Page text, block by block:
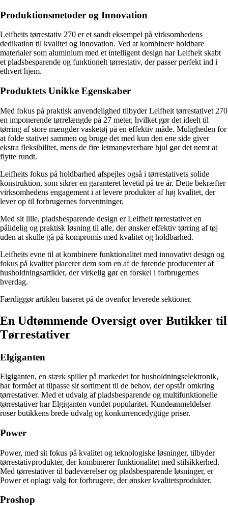
Produktionsmetoder og Innovation
Leifheits tørrestativ 270 er et sandt eksempel på virksomhedens
dedikation til kvalitet og innovation. Ved at kombinere holdbare
materialer som aluminium med et intelligent design har Leifheit skabt
et pladsbesparende og funktionelt tørrestativ, der passer perfekt ind i
ethvert hjem.
Produktets Unikke Egenskaber
Med fokus på praktisk anvendelighed tilbyder Leifheit tørrestativet 270
en imponerende tørrelængde på 27 meter, hvilket gør det ideelt til
tørring af store mængder vasketøj på en effektiv måde. Muligheden for
at folde stativet sammen og bruge det med kun den ene side giver
ekstra fleksibilitet, mens de fire letmanøvrerbare hjul gør det nemt at
flytte rundt.
Leifheits fokus på holdbarhed afspejles også i tørrestativets solide
konstruktion, som sikrer en garanteret levetid på tre år. Dette bekræfter
virksomhedens engagement i at levere produkter af høj kvalitet, der
lever op til forbrugernes forventninger.
Med sit lille, pladsbesparende design er Leifheit tørrestativet en
pålidelig og praktisk løsning til alle, der ønsker effektiv tørring af tøj
uden at skulle gå på kompromis med kvalitet og holdbarhed.
Leifheits evne til at kombinere funktionalitet med innovativt design og
fokus på kvalitet placerer dem som en af de førende producenter af
husholdningsartikler, der virkelig gør en forskel i forbrugernes
hverdag.
Færdiggør artiklen baseret på de ovenfor leverede sektioner.
En Udtømmende Oversigt over Butikker til
Tørrestativer
Elgiganten
Elgiganten, en stærk spiller på markedet for husholdningselektronik,
har formået at tilpasse sit sortiment til de behov, der opstår omkring
tørrestativer. Med et udvalg af pladsbesparende og multifunktionelle
tørrestativer har Elgiganten vundet popularitet. Kundeanmeldelser
roser butikkens brede udvalg og konkurrencedygtige priser.
Power
Power, med sit fokus på kvalitet og teknologiske løsninger, tilbyder
tørrestativprodukter, der kombinerer funktionalitet med stilsikkerhed.
Med tørrestativer til badeværelser og pladsbesparende løsninger, er
Power et oplagt valg for forbrugere, der ønsker kvalitetsprodukter.
Proshop